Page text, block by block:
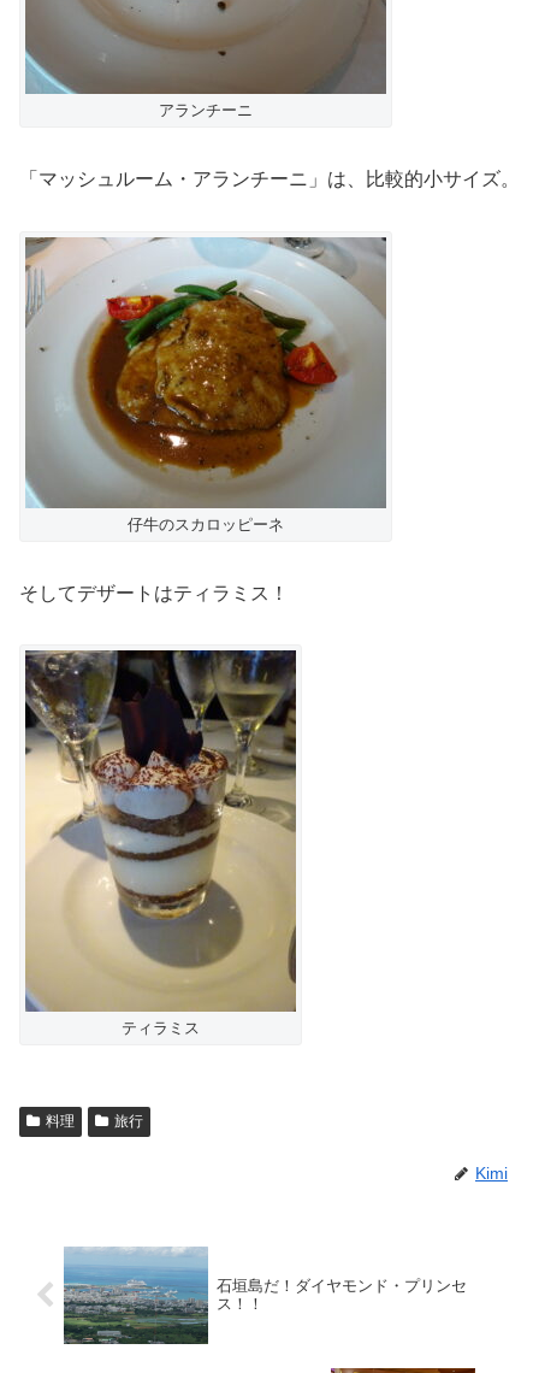
アランチーニ
「マッシュルーム・アランチーニ」は、比較的小サイズ。
仔牛のスカロッピーネ
そしてデザートはティラミス！
ティラミス
料理 旅行
Kimi
石垣島だ！ダイヤモンド・プリンセ
ス！！